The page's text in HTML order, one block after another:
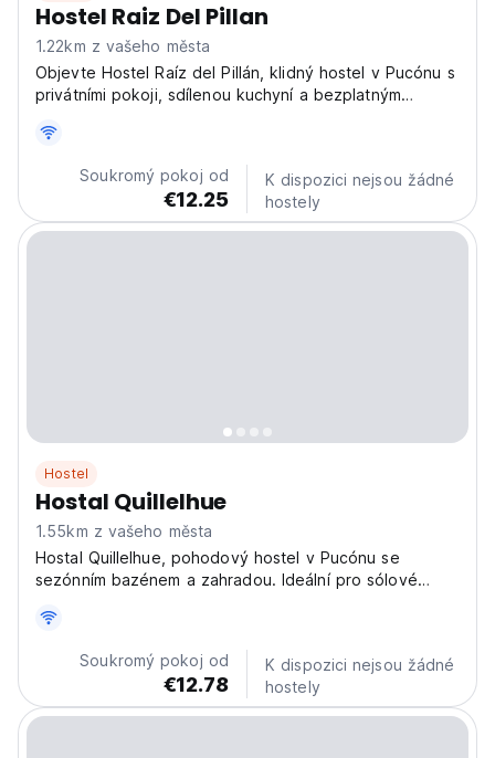
Hostel Raiz Del Pillan
1.22km z vašeho města
Objevte Hostel Raíz del Pillán, klidný hostel v Pucónu s
privátními pokoji, sdílenou kuchyní a bezplatným
dobrodružství v Chile. (Auto-translated from original
Soukromý pokoj od
€12.25
K dispozici nejsou žádné
hostely
Hostel
Hostal Quillelhue
1.55km z vašeho města
Hostal Quillelhue, pohodový hostel v Pucónu se
sezónním bazénem a zahradou. Ideální pro sólové
společenský pobyt poblíž lyžařského centra. (Auto-
translated from original language)
Soukromý pokoj od
€12.78
K dispozici nejsou žádné
hostely